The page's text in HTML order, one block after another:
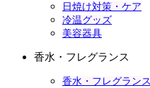
日焼け対策・ケア
冷温グッズ
美容器具
香水・フレグランス
香水・フレグラン